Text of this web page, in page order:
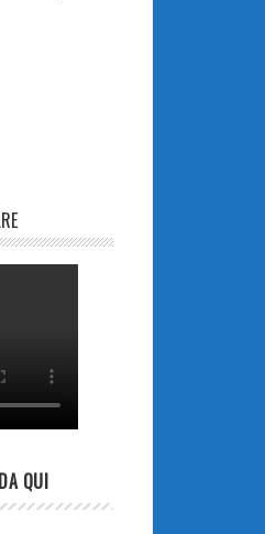
QUI